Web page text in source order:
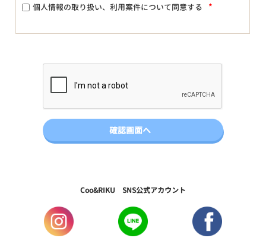
個人情報の取り扱い、利用案件について同意する *
Coo&RIKU SNS公式アカウント